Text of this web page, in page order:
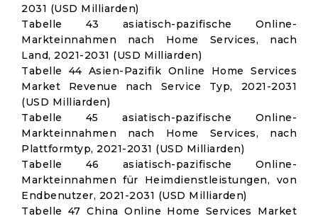
2031 (USD Milliarden)
Tabelle 43 asiatisch-pazifische Online-
Markteinnahmen nach Home Services, nach
Land, 2021-2031 (USD Milliarden)
Tabelle 44 Asien-Pazifik Online Home Services
Market Revenue nach Service Typ, 2021-2031
(USD Milliarden)
Tabelle 45 asiatisch-pazifische Online-
Markteinnahmen nach Home Services, nach
Plattformtyp, 2021-2031 (USD Milliarden)
Tabelle 46 asiatisch-pazifische Online-
Markteinnahmen für Heimdienstleistungen, von
Endbenutzer, 2021-2031 (USD Milliarden)
Tabelle 47 China Online Home Services Market